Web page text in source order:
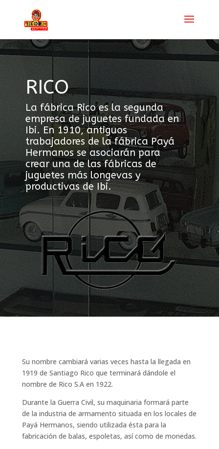
RICO
La fábrica Rico es la segunda
empresa de juguetes fundada en
Ibi. En 1910, antiguos
trabajadores de la fábrica Payá
Hermanos se asociarán para
crear una de las fábricas de
juguetes más longevas y
productivas de Ibi.
Su nombre cambiará varias veces hasta la llegada en
1919 de Santiago Rico que terminará dándole el
nombre de Rico S.A en 1922.
Durante la Guerra Civil, su maquinaria formará parte
de la industria de armamento situada en los locales de
Payá Hermanos, siendo utilizada ésta para la
fabricación de balas, espoletas, así como de monedas.